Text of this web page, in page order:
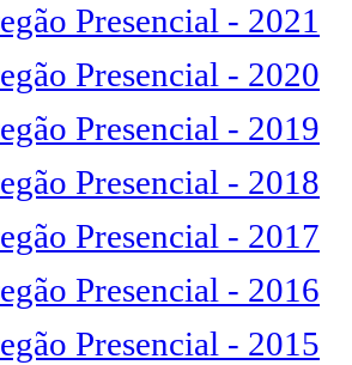
Presencial - 2021
Presencial - 2020
Presencial - 2019
Presencial - 2018
Presencial - 2017
Presencial - 2016
Presencial - 2015